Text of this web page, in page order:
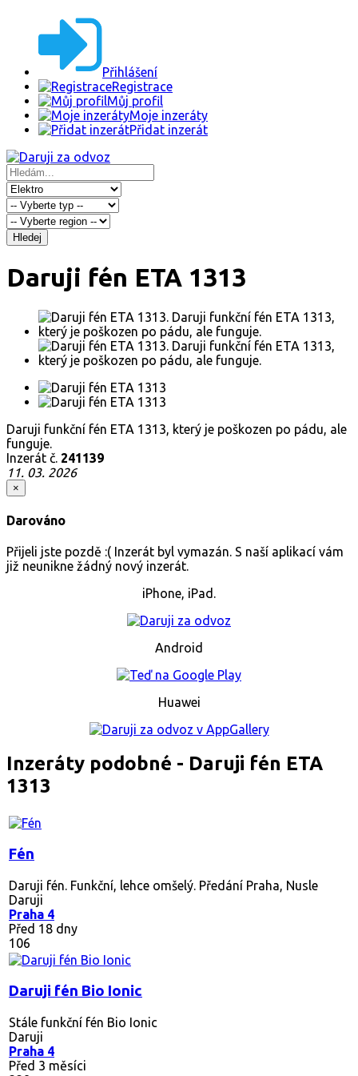
Přihlášení
Registrace
Můj profil
Moje inzeráty
Přidat inzerát
Hledej
Daruji fén ETA 1313
Daruji funkční fén ETA 1313, který je poškozen po pádu, ale
funguje.
Inzerát č. 241139
11. 03. 2026
×
Darováno
Přijeli jste pozdě :( Inzerát byl vymazán. S naší aplikací vám
již neunikne žádný nový inzerát.
iPhone, iPad.
Android
Huawei
Inzeráty podobné - Daruji fén ETA
1313
Fén
Daruji fén. Funkční, lehce omšelý. Předání Praha, Nusle
Daruji
Praha 4
Před 18 dny
106
Daruji fén Bio Ionic
Stále funkční fén Bio Ionic
Daruji
Praha 4
Před 3 měsíci